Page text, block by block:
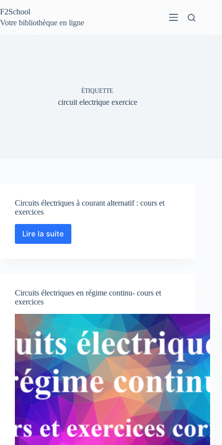
au
contenu
F2School
Votre bibliothèque en ligne
ÉTIQUETTE
circuit electrique exercice
Circuits électriques à courant alternatif : cours et
exercices
Lire la suite
Circuits
cours
et
exercices
Circuits électriques en régime continu- cours et
exercices